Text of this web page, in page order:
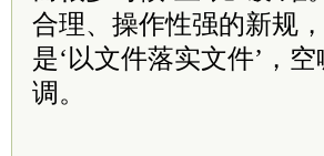
合理、操作性强的新规
是‘以文件落实文件’，
调。